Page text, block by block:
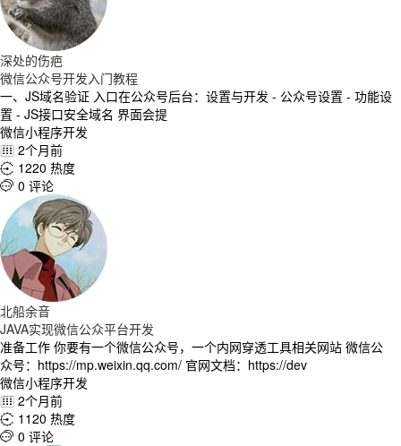
深处的伤疤
微信公众号开发入门教程
一、JS域名验证 入口在公众号后台：设置与开发 - 公众号设置 - 功能设
置 - JS接口安全域名 界面会提
微信小程序开发
 2个月前
 1220 热度
 0 评论
北船余音
JAVA实现微信公众平台开发
准备工作 你要有一个微信公众号，一个内网穿透工具相关网站 微信公
众号：https://mp.weixin.qq.com/ 官网文档：https://dev
微信小程序开发
 2个月前
 1120 热度
 0 评论